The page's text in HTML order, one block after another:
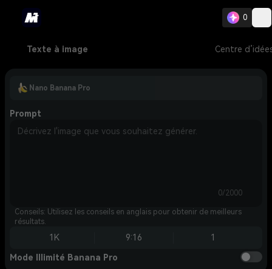
0
Texte à image Centre
Nano Banana Pro
Prompt
0/2000
Conseils: Utilisez les conseils en anglais pour obtenir de meilleurs
résultats.
1K 9:16 1
Mode Illimité Banana Pro